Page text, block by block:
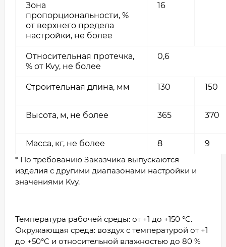
Зона
пропорциональности, %
от верхнего предела
настройки, не более
16
Относительная протечка,
% от Kvy, не более
0,6
Строительная длина, мм 130 150
Высота, м, не более 365 370
Масса, кг, не более 8
9
* По требованию Заказчика выпускаются
изделия с другими диапазонами настройки и
значениями Kvy.
Температура рабочей среды: от +1 до +150 °С.
Окружающая среда: воздух с температурой от +1
до +50°С и относительной влажностью до 80 %